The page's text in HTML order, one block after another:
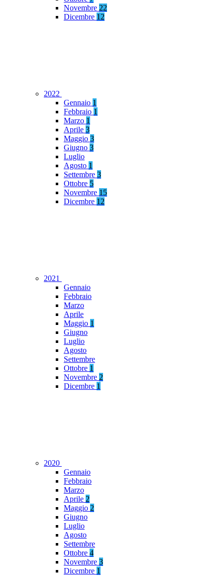
Novembre 22
Dicembre 12
2022
Gennaio 1
Febbraio 1
Marzo 1
Aprile 3
Maggio 3
Giugno 3
Luglio
Agosto 1
Settembre 3
Ottobre 5
Novembre 15
Dicembre 12
2021
Gennaio
Febbraio
Marzo
Aprile
Maggio 1
Giugno
Luglio
Agosto
Settembre
Ottobre 1
Novembre 2
Dicembre 1
2020
Gennaio
Febbraio
Marzo
Aprile 2
Maggio 2
Giugno
Luglio
Agosto
Settembre
Ottobre 4
Novembre 3
Dicembre 1